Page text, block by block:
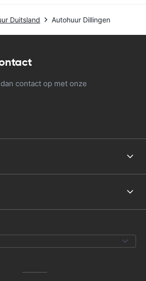
Duitsland Autohuur Dillingen
contact op met onze